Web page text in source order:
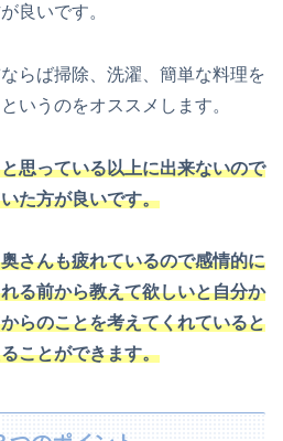
良いです。
らば掃除、洗濯、簡単な料理を
いうのをオススメします。
思っている以上に出来ないので
た方が良いです。
さんも疲れているので感情的に
る前から教えて欲しいと自分か
らのことを考えてくれていると
ことができます。